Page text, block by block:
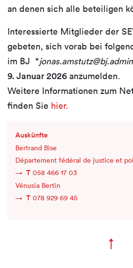
an denen sich alle beteiligen
Interessierte Mitglieder der
gebeten, sich vorab bei
im BJ *
9. Januar 2026 anzumelden.
Weitere Informationen zum
finden Sie hier.
Auskünfte
Bertrand Bise
Département fédéral de justice et
T 058 466 17 03
Vénusia Bertin
T 078 929 69 45
↑